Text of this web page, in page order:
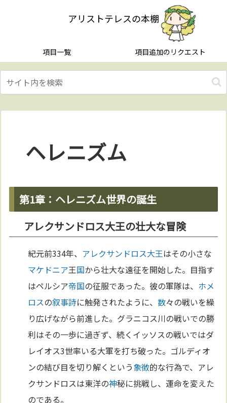
アリストテレスの本棚
項目一覧 項目追加のリクエスト
ヘレニズム
第1章：ヘレニズム世界の誕生
アレクサンドロス大王の壮大な冒険
紀元前334年、 アレクサンドロス大王はその小さな
マケドニア王国から壮大な遠征を開始した。目指す
はペルシア帝国の征服であった。彼の軍隊は、 ホメ
ロスの叙事詩に触発されたように、数々の戦いを繰
り広げながら前進した。グラニコス川の戦いでの勝
利はその一歩に過ぎず、続くイッソスの戦いではダ
レイオス3世率いる大軍を打ち破った。ゴルディオ
ンの結び目を切り解くという象徴的な行為で、アレ
クサンドロスは東洋の神秘に挑戦し、運命を変えた
のである。